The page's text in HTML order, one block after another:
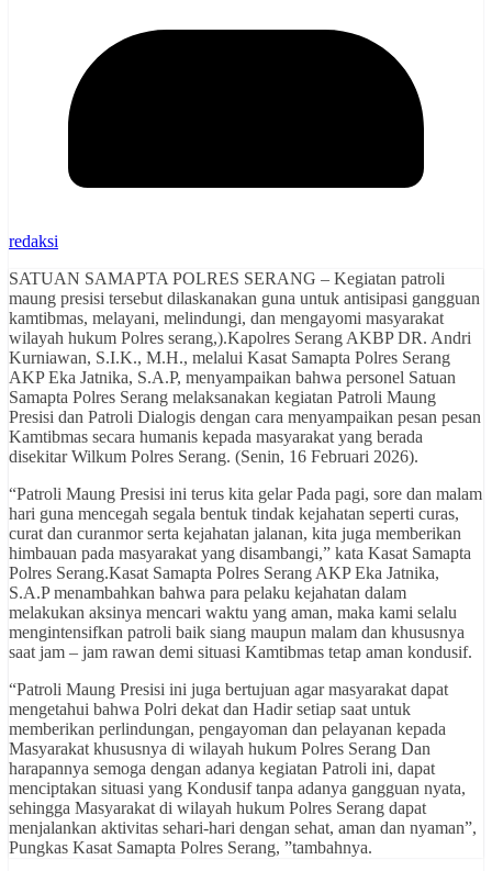
redaksi
SATUAN SAMAPTA POLRES SERANG – Kegiatan patroli
maung presisi tersebut dilaskanakan guna untuk antisipasi gangguan
kamtibmas, melayani, melindungi, dan mengayomi masyarakat
wilayah hukum Polres serang,).Kapolres Serang AKBP DR. Andri
Kurniawan, S.I.K., M.H., melalui Kasat Samapta Polres Serang
AKP Eka Jatnika, S.A.P, menyampaikan bahwa personel Satuan
Samapta Polres Serang melaksanakan kegiatan Patroli Maung
Presisi dan Patroli Dialogis dengan cara menyampaikan pesan pesan
Kamtibmas secara humanis kepada masyarakat yang berada
disekitar Wilkum Polres Serang. (Senin, 16 Februari 2026).
“Patroli Maung Presisi ini terus kita gelar Pada pagi, sore dan malam
hari guna mencegah segala bentuk tindak kejahatan seperti curas,
curat dan curanmor serta kejahatan jalanan, kita juga memberikan
himbauan pada masyarakat yang disambangi,” kata Kasat Samapta
Polres Serang.Kasat Samapta Polres Serang AKP Eka Jatnika,
S.A.P menambahkan bahwa para pelaku kejahatan dalam
melakukan aksinya mencari waktu yang aman, maka kami selalu
mengintensifkan patroli baik siang maupun malam dan khususnya
saat jam – jam rawan demi situasi Kamtibmas tetap aman kondusif.
“Patroli Maung Presisi ini juga bertujuan agar masyarakat dapat
mengetahui bahwa Polri dekat dan Hadir setiap saat untuk
memberikan perlindungan, pengayoman dan pelayanan kepada
Masyarakat khususnya di wilayah hukum Polres Serang Dan
harapannya semoga dengan adanya kegiatan Patroli ini, dapat
menciptakan situasi yang Kondusif tanpa adanya gangguan nyata,
sehingga Masyarakat di wilayah hukum Polres Serang dapat
menjalankan aktivitas sehari-hari dengan sehat, aman dan nyaman”,
Pungkas Kasat Samapta Polres Serang, ”tambahnya.